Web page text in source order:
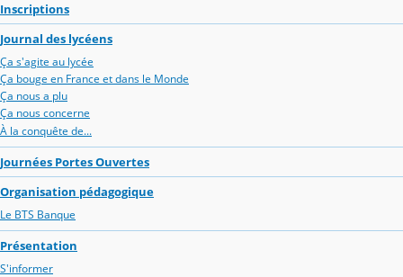
Inscriptions
Journal des lycéens
Ça s'agite au lycée
Ça bouge en France et dans le Monde
Ça nous a plu
Ça nous concerne
À la conquête de...
Journées Portes Ouvertes
Organisation pédagogique
Le BTS Banque
Présentation
S'informer